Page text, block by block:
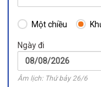
Một chiều
Ngày đi
Âm lịch: Thứ bảy 26/6